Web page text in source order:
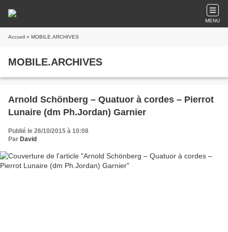
MENU
Accueil » MOBILE.ARCHIVES
MOBILE.ARCHIVES
Arnold Schönberg – Quatuor à cordes – Pierrot
Lunaire (dm Ph.Jordan) Garnier
Publié le 26/10/2015 à 10:08
Par David